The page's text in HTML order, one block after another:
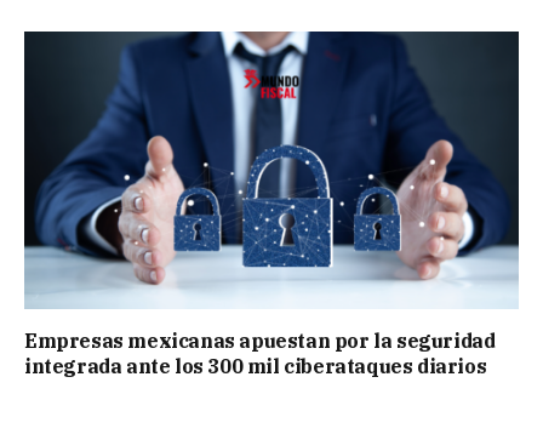
Empresas mexicanas apuestan por la seguridad
integrada ante los 300 mil ciberataques diarios